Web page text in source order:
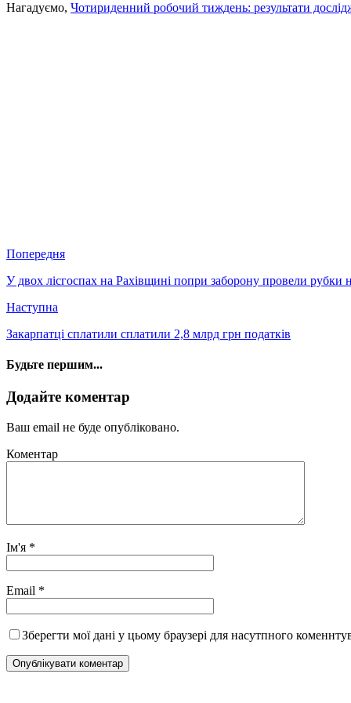
Нагадуємо, Чотириденний робочий тиждень: результати
Попередня
У двох лісгоспах на Рахівщині попри заборону провели рубки
Наступна
Закарпатці сплатили сплатили 2,8 млрд грн податків
Будьте першим...
Додайте коментар
Ваш email не буде опубліковано.
Коментар
Ім'я *
Email *
Зберегти мої дані у цьому браузері для насутпного